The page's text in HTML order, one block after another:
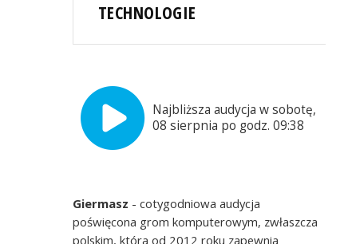
TECHNOLOGIE
Najbliższa audycja w sobotę,
08 sierpnia po godz. 09:38
Giermasz - cotygodniowa audycja
poświęcona grom komputerowym, zwłaszcza
polskim, która od 2012 roku zapewnia